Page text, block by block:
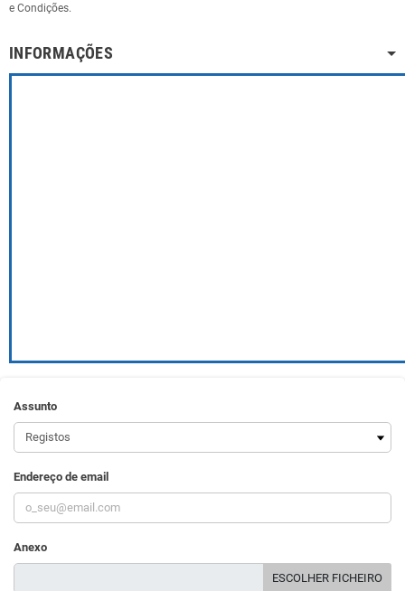
e Condições.
INFORMAÇÕES
Assunto
Endereço de email
Anexo
ESCOLHER FICHEIRO